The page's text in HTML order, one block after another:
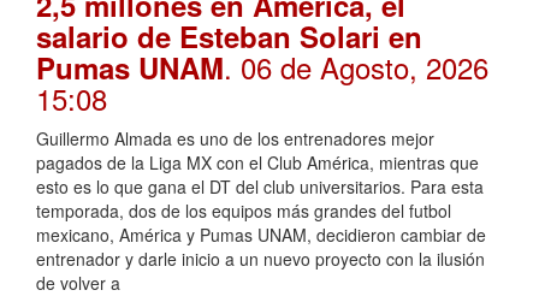
salario de Esteban Solari en
Pumas UNAM. 06 de Agosto, 2026
15:08
Guillermo Almada es uno de los entrenadores mejor
pagados de la Liga MX con el Club América, mientras que
esto es lo que gana el DT del club universitarios. Para esta
temporada, dos de los equipos más grandes del futbol
mexicano, América y Pumas UNAM, decidieron cambiar de
entrenador y darle inicio a un nuevo proyecto con la ilusión
de volver a